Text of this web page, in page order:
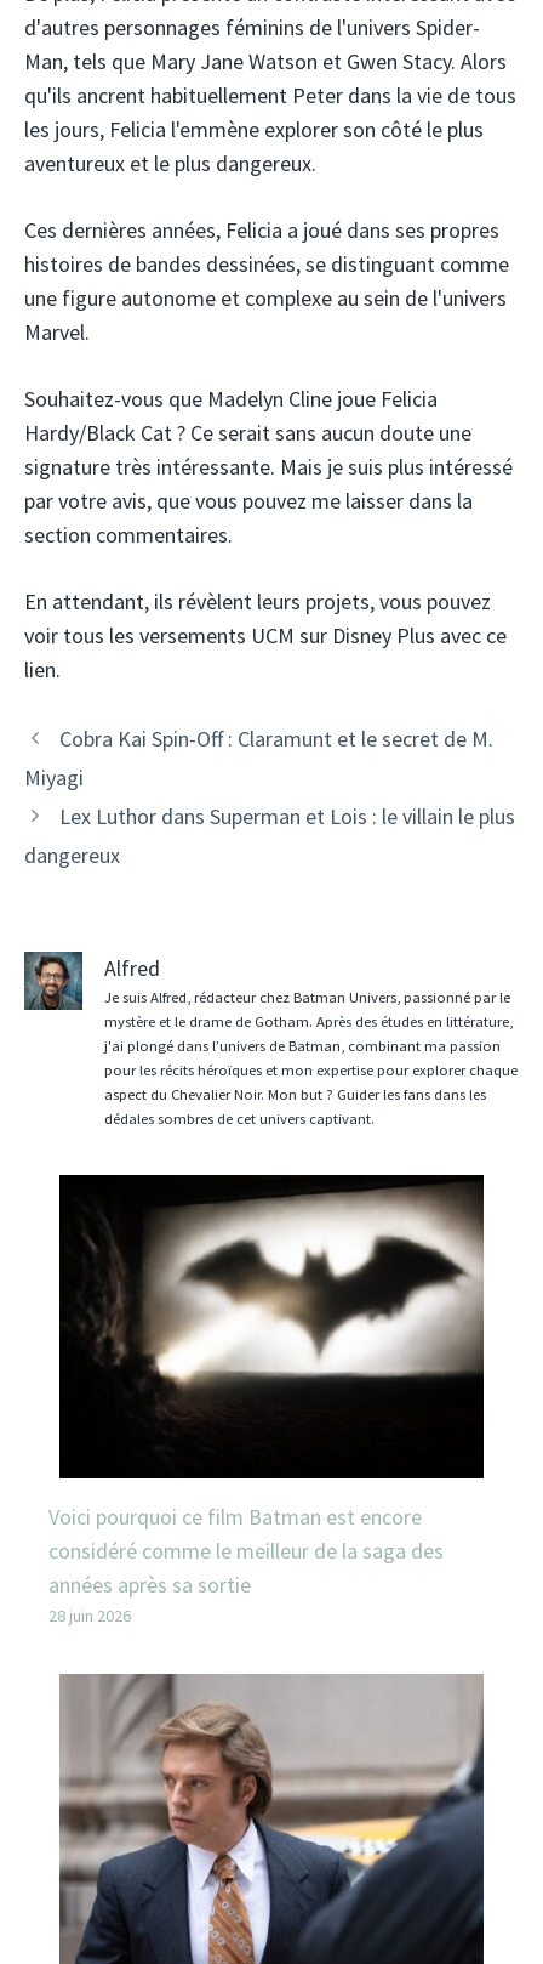
d'autres personnages féminins de l'univers Spider-
Man, tels que Mary Jane Watson et Gwen Stacy. Alors
qu'ils ancrent habituellement Peter dans la vie de tous
les jours, Felicia l'emmène explorer son côté le plus
aventureux et le plus dangereux.
Ces dernières années, Felicia a joué dans ses propres
histoires de bandes dessinées, se distinguant comme
une figure autonome et complexe au sein de l'univers
Marvel.
Souhaitez-vous que Madelyn Cline joue Felicia
Hardy/Black Cat ? Ce serait sans aucun doute une
signature très intéressante. Mais je suis plus intéressé
par votre avis, que vous pouvez me laisser dans la
section commentaires.
En attendant, ils révèlent leurs projets, vous pouvez
voir tous les versements UCM sur Disney Plus avec ce
lien.
Cobra Kai Spin-Off : Claramunt et le secret de M.
Miyagi
Lex Luthor dans Superman et Lois : le villain le plus
dangereux
Alfred
Je suis Alfred, rédacteur chez Batman Univers, passionné par le
mystère et le drame de Gotham. Après des études en littérature,
j'ai plongé dans l’univers de Batman, combinant ma passion
pour les récits héroïques et mon expertise pour explorer chaque
aspect du Chevalier Noir. Mon but ? Guider les fans dans les
dédales sombres de cet univers captivant.
Voici pourquoi ce film Batman est encore
considéré comme le meilleur de la saga des
années après sa sortie
28 juin 2026